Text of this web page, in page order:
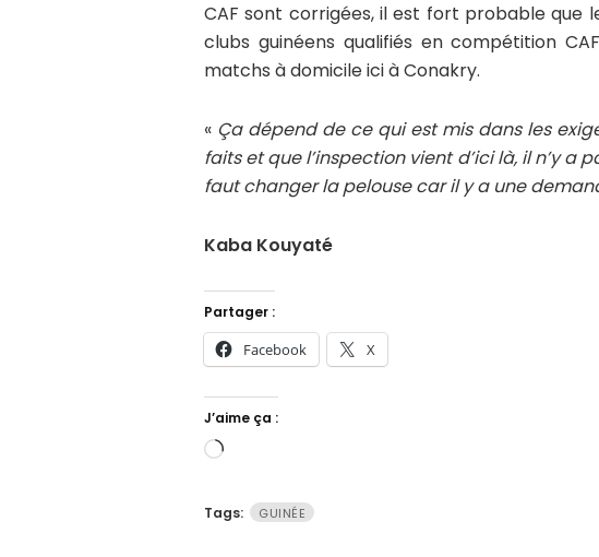
CAF sont corrigées, il est fort probable que
clubs guinéens qualifiés en compétition
matchs à domicile ici à Conakry.
« Ça dépend de ce qui est mis dans les
faits et que l’inspection vient d’ici là, il n’y
faut changer la pelouse car il y a une
Kaba Kouyaté
Partager :
Facebook X
J’aime ça :
Chargement…
Tags: GUINÉE